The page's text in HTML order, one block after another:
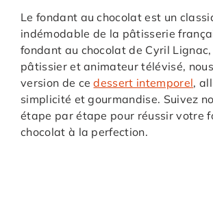
Le fondant au chocolat est un
indémodable de la pâtisserie
fondant au chocolat de Cyril
pâtissier et animateur télévisé,
version de cedessert intemporel,
simplicité et gourmandise. Suivez
étape par étape pour réussir votre
chocolat à la perfection.